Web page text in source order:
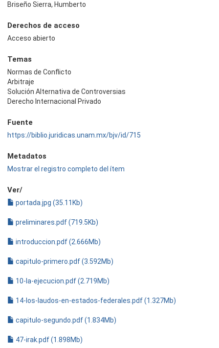
Briseño Sierra, Humberto
Derechos de acceso
Acceso abierto
Temas
Normas de Conflicto
Arbitraje
Solución Alternativa de Controversias
Derecho Internacional Privado
Fuente
https://biblio.juridicas.unam.mx/bjv/id/715
Metadatos
Mostrar el registro completo del ítem
Ver/
portada.jpg (35.11Kb)
preliminares.pdf (719.5Kb)
introduccion.pdf (2.666Mb)
capitulo-primero.pdf (3.592Mb)
10-la-ejecucion.pdf (2.719Mb)
14-los-laudos-en-estados-federales.pdf (1.327Mb)
capitulo-segundo.pdf (1.834Mb)
47-irak.pdf (1.898Mb)